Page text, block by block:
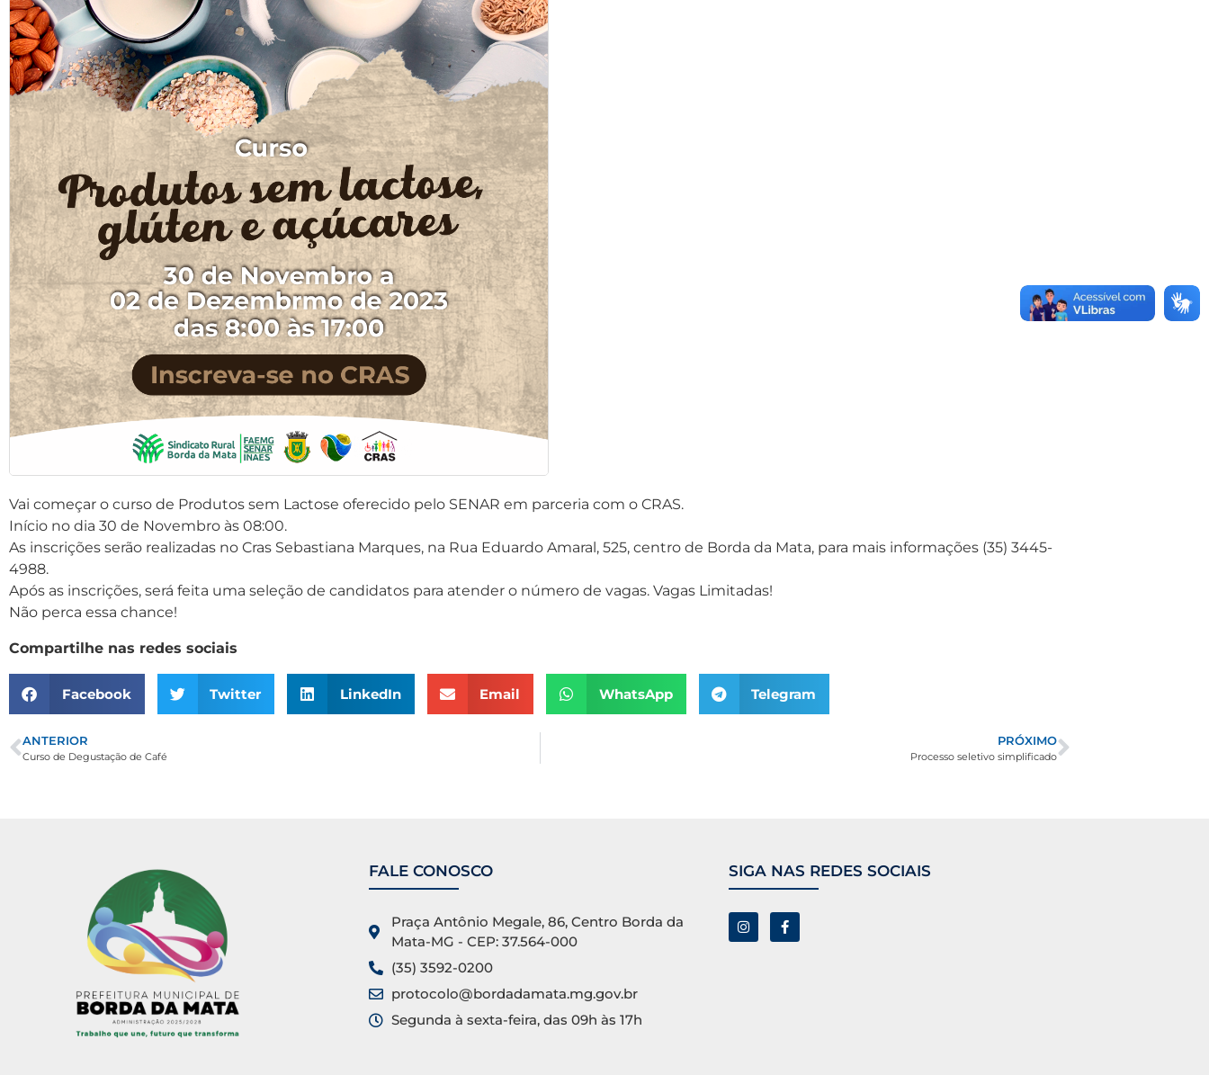
Vai começar o curso de Produtos sem Lactose oferecido pelo SENAR em parceria com o CRAS.
Início no dia 30 de Novembro às 08:00.
As inscrições serão realizadas no Cras Sebastiana Marques, na Rua Eduardo Amaral, 525, centro de Borda da Mata, para mais informações (35) 3445-
4988.
Após as inscrições, será feita uma seleção de candidatos para atender o número de vagas. Vagas Limitadas!
Não perca essa chance!
Compartilhe nas redes sociais
Facebook Twitter LinkedIn Email WhatsApp Telegram
ANTERIOR
Curso de Degustação de Café
PRÓXIMO
Processo seletivo simplificado
FALE CONOSCO
Praça Antônio Megale, 86, Centro Borda da
Mata-MG - CEP: 37.564-000
(35) 3592-0200
protocolo@bordadamata.mg.gov.br
Segunda à sexta-feira, das 09h às 17h
SIGA NAS REDES SOCIAIS